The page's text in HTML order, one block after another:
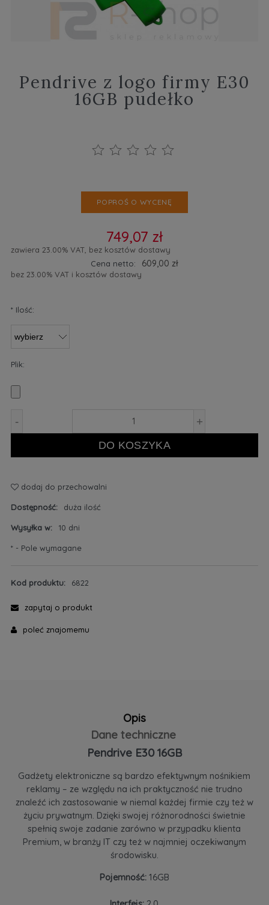
Pendrive z logo firmy E30
16GB pudełko
POPROŚ O WYCENĘ
749,07 zł
zawiera 23.00% VAT, bez kosztów dostawy
Cena netto:
609,00 zł
bez 23.00% VAT i kosztów dostawy
* Ilość:
Plik:
- +
DO KOSZYKA
dodaj do przechowalni
Dostępność: duża ilość
Wysyłka w: 10 dni
* - Pole wymagane
Kod produktu: 6822
zapytaj o produkt
poleć znajomemu
Opis
Dane techniczne
Pendrive E30 16GB
Gadżety elektroniczne są bardzo efektywnym nośnikiem
reklamy – ze względu na ich praktyczność nie trudno
znaleźć ich zastosowanie w niemal każdej firmie czy też w
życiu prywatnym. Dzięki swojej różnorodności świetnie
spełnią swoje zadanie zarówno w przypadku klienta
Premium, w branży IT czy też w najmniej oczekiwanym
środowisku.
Pojemność: 16GB